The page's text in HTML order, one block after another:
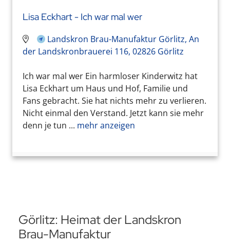
Lisa Eckhart - Ich war mal wer
Landskron Brau-Manufaktur Görlitz, An
der Landskronbrauerei 116, 02826 Görlitz
Ich war mal wer Ein harmloser Kinderwitz hat
Lisa Eckhart um Haus und Hof, Familie und
Fans gebracht. Sie hat nichts mehr zu verlieren.
Nicht einmal den Verstand. Jetzt kann sie mehr
denn je tun ... mehr anzeigen
Görlitz: Heimat der Landskron
Brau-Manufaktur